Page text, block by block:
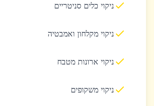
ניקוי כלים סניטריים
ניקוי מקלחון ואמבטיה
ניקוי ארונות מטבח
ניקוי משקופים